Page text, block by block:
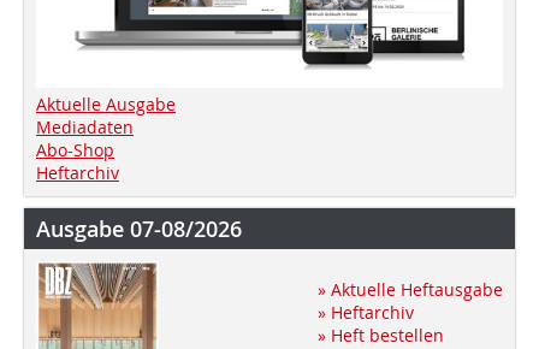
Aktuelle Ausgabe
Mediadaten
Abo-Shop
Heftarchiv
Ausgabe 07-08/2026
» Aktuelle Heftausgabe
» Heftarchiv
» Heft bestellen